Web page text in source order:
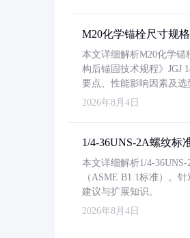
M20化学锚栓尺寸规
本文详细解析M20化学
构后锚固技术规程》JGJ
要点、性能影响因素及选
2026年8月4日
1/4-36UNS-2A螺纹标
本文详细解析1/4-
（ASME B1.1标准）。
建议与扩展知识。
2026年8月4日